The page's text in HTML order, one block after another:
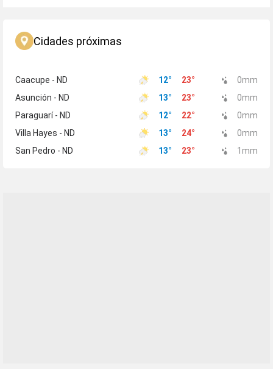
Cidades próximas
Caacupe - ND 12° 23° 0mm
Asunción - ND
13° 23° 0mm
Paraguarí - ND
12° 22° 0mm
Villa Hayes - ND
13° 24° 0mm
San Pedro - ND
13° 23° 1 mm